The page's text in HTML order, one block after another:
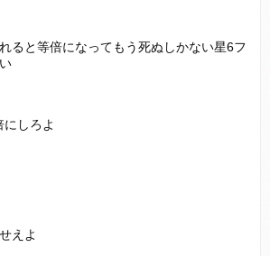
ると等倍になってもう死ぬしかない星6フ
にしろよ
えよ